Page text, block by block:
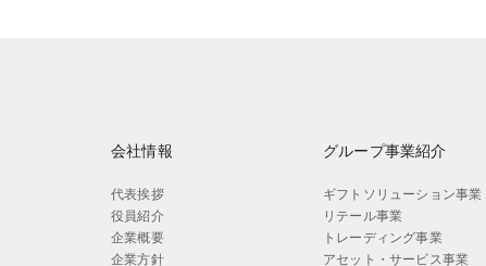
会社情報
代表挨拶
役員紹介
企業概要
企業方針
グループ事業紹介
ギフトソリューション事業
リテール事業
トレーディング事業
アセット・サービス事業